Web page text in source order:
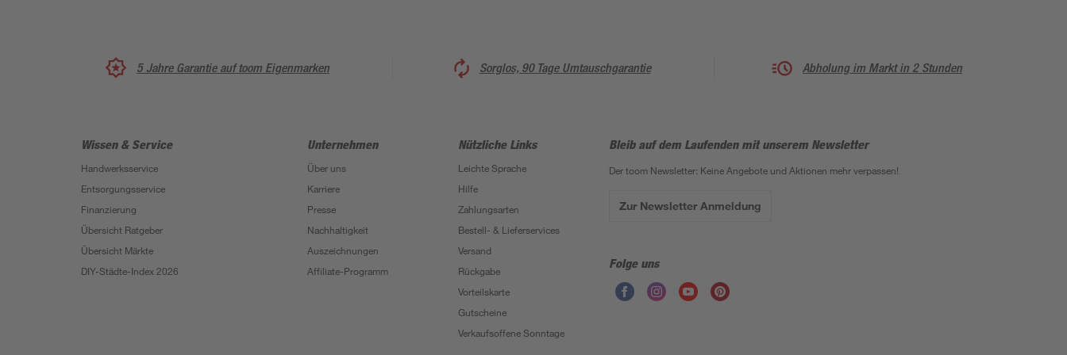
5 Jahre Garantie auf toom Eigenmarken Sorglos, 90 Tage Umtauschgarantie Abholung im Markt in 2 Stunden
Wissen & Service
Handwerksservice
Entsorgungsservice
Finanzierung
Übersicht Ratgeber
Übersicht Märkte
DIY-Städte-Index 2026
Unternehmen
Über uns
Karriere
Presse
Nachhaltigkeit
Auszeichnungen
Affiliate-Programm
Nützliche Links
Leichte Sprache
Hilfe
Zahlungsarten
Bestell- & Lieferservices
Versand
Rückgabe
Vorteilskarte
Gutscheine
Verkaufsoffene Sonntage
Bleib auf dem Laufenden mit unserem Newsletter
Der toom Newsletter: Keine Angebote und Aktionen mehr verpassen!
Zur Newsletter Anmeldung
Folge uns